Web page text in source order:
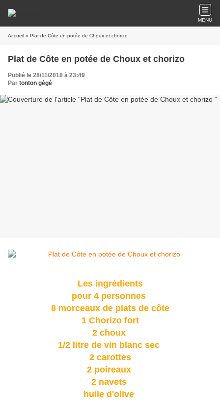
MENU
Accueil » Plat de Côte en potée de Choux et chorizo
Plat de Côte en potée de Choux et chorizo
Publié le 28/11/2018 à 23:49
Par tonton gégé
Les ingrédients
pour 4 personnes
8 morceaux de plats de côte
1 Chorizo fort
2 choux
1/2 litre de vin blanc sec
2 carottes
2 poireaux
2 navets
huile d'olive